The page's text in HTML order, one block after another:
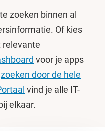
zoeken binnen al
Of kies
relevante
voor je apps
zoeken door de hele
vind je alle IT-
elkaar.